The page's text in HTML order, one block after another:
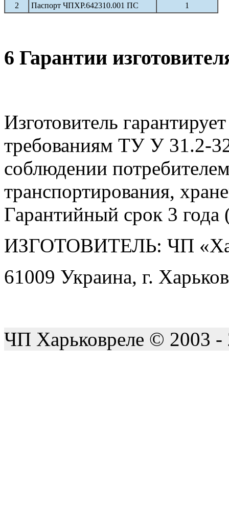
2
Паспорт ЧПХР.642310.001 ПС 1
6 Гарантии
Изготовитель
требованиям ТУ У 31.2-
соблюдении
транспортирования,
Гарантийный срок 3 года
ИЗГОТОВИТЕЛЬ: ЧП
61009 Украина, г.
ЧП Харьковреле © 2003 -